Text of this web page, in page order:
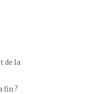
de la
fin ?